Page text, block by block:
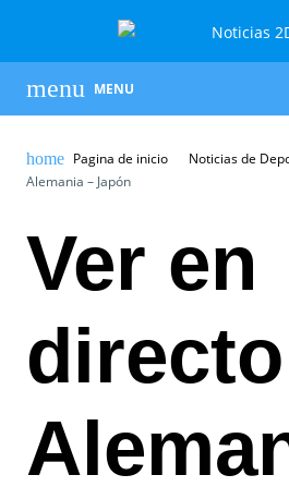
MENU
Pagina de inicio Noticias de
Alemania – Japón
Ver en